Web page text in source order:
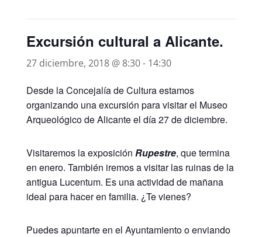
Excursión cultural a Alicante.
27 diciembre, 2018 @ 8:30- 14:30
Desde la Concejalía de Cultura estamos
organizando una excursión para visitar el Museo
Arqueológico de Alicante el día 27 de diciembre.
Visitaremos la exposición Rupestre, que termina
en enero. También iremos a visitar las ruinas de la
antigua Lucentum. Es una actividad de mañana
ideal para hacer en familia. ¿Te vienes?
Puedes apuntarte en el Ayuntamiento o enviando